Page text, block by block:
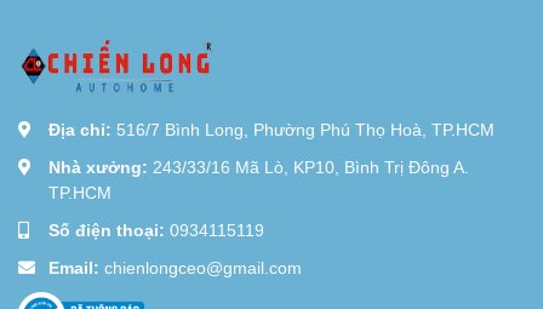
Địa chỉ: 516/7 Bình Long, Phường Phú Thọ Hoà, TP.HCM
Nhà xưởng: 243/33/16 Mã Lò, KP10, Bình Trị Đông A.
TP.HCM
Số điện thoại: 0934115119
Email: chienlongceo@gmail.com